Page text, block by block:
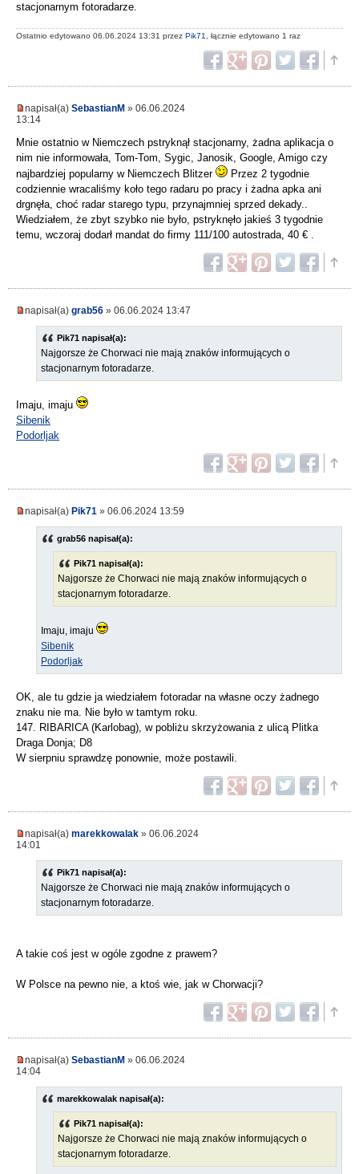
stacjonarnym fotoradarze.
Ostatnio edytowano 06.06.2024 13:31 przez Pik71 , łącznie edytowano 1 raz
napisał(a) SebastianM » 06.06.2024
13:14
Mnie ostatnio w Niemczech pstryknął stacjonarny, żadna aplikacja o
nim nie informowała, Tom-Tom, Sygic, Janosik, Google, Amigo czy
najbardziej popularny w Niemczech Blitzer
Przez 2 tygodnie
codziennie wracaliśmy koło tego radaru po pracy i żadna apka ani
drgnęła, choć radar starego typu, przynajmniej sprzed dekady..
Wiedziałem, że zbyt szybko nie było, pstryknęło jakieś 3 tygodnie
temu, wczoraj dodarł mandat do firmy 111/100 autostrada, 40 € .
napisał(a) grab56 » 06.06.2024 13:47
Pik71 napisał(a):
Najgorsze że Chorwaci nie mają znaków informujących o
stacjonarnym fotoradarze.
Imaju, imaju
Sibenik
Podorljak
napisał(a) Pik71 » 06.06.2024 13:59
grab56 napisał(a):
Pik71 napisał(a):
Najgorsze że Chorwaci nie mają znaków informujących o
stacjonarnym fotoradarze.
Imaju, imaju
Sibenik
Podorljak
OK, ale tu gdzie ja wiedziałem fotoradar na własne oczy żadnego
znaku nie ma. Nie było w tamtym roku.
147. RIBARICA (Karlobag), w pobliżu skrzyżowania z ulicą Plitka
Draga Donja; D8
W sierpniu sprawdzę ponownie, może postawili.
napisał(a) marekkowalak » 06.06.2024
14:01
Pik71 napisał(a):
Najgorsze że Chorwaci nie mają znaków informujących o
stacjonarnym fotoradarze.
A takie coś jest w ogóle zgodne z prawem?
W Polsce na pewno nie, a ktoś wie, jak w Chorwacji?
napisał(a) SebastianM » 06.06.2024
14:04
marekkowalak napisał(a):
Pik71 napisał(a):
Najgorsze że Chorwaci nie mają znaków informujących o
stacjonarnym fotoradarze.